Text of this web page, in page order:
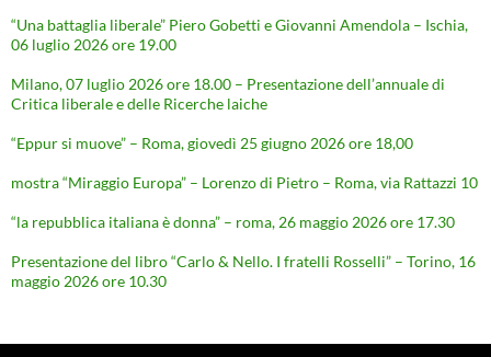
“Una battaglia liberale” Piero Gobetti e Giovanni Amendola – Ischia,
06 luglio 2026 ore 19.00
Milano, 07 luglio 2026 ore 18.00 – Presentazione dell’annuale di
Critica liberale e delle Ricerche laiche
“Eppur si muove” – Roma, giovedì 25 giugno 2026 ore 18,00
mostra “Miraggio Europa” – Lorenzo di Pietro – Roma, via Rattazzi 10
“la repubblica italiana è donna” – roma, 26 maggio 2026 ore 17.30
Presentazione del libro “Carlo & Nello. I fratelli Rosselli” – Torino, 16
maggio 2026 ore 10.30